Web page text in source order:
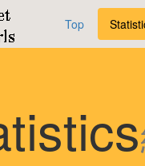
Top